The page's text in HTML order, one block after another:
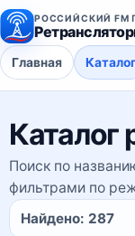
РОССИЙСКИЙ FM
Главная Каталог
Каталог
Поиск по
фильтрами по
Найдено: 287